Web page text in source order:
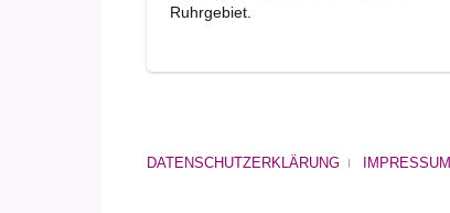
Ruhrgebiet.
DATENSCHUTZERKLÄRUNG IMPRESSUM